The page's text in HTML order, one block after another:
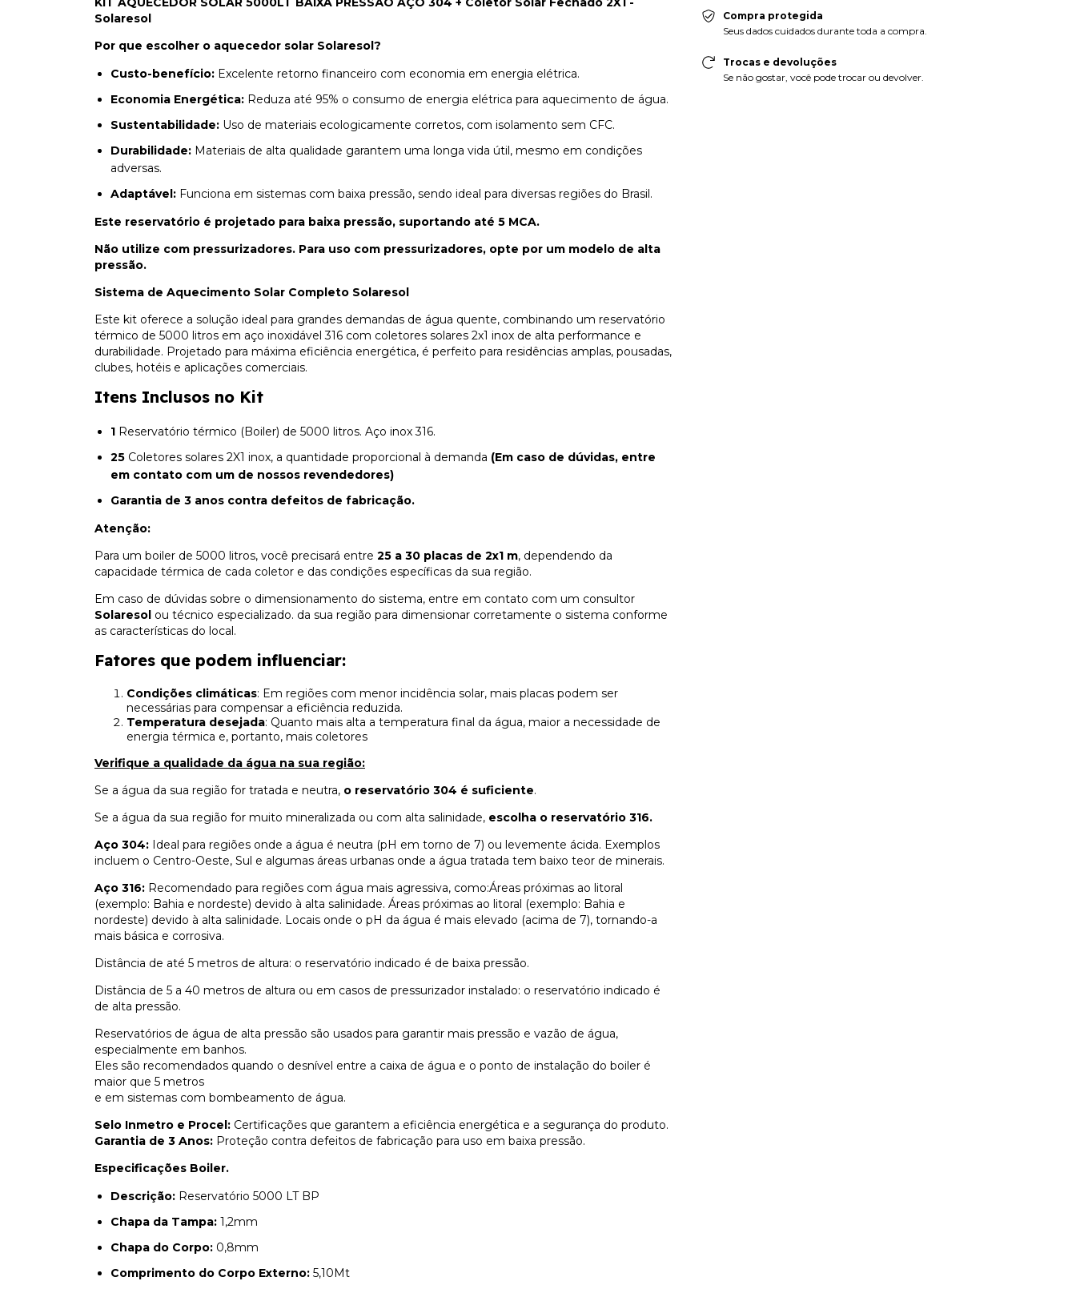
Solaresol
Por que escolher o aquecedor solar Solaresol?
Custo-benefício: Excelente retorno financeiro com economia em energia elétrica.
Economia Energética: Reduza até 95% o consumo de energia elétrica para aquecimento de água.
Sustentabilidade: Uso de materiais ecologicamente corretos, com isolamento sem CFC.
Durabilidade: Materiais de alta qualidade garantem uma longa vida útil, mesmo em condições
adversas.
Adaptável: Funciona em sistemas com baixa pressão, sendo ideal para diversas regiões do Brasil.
Este reservatório é projetado para baixa pressão, suportando até 5 MCA.
Não utilize com pressurizadores. Para uso com pressurizadores, opte por um modelo de alta
pressão.
Sistema de Aquecimento Solar Completo Solaresol
Este kit oferece a solução ideal para grandes demandas de água quente, combinando um reservatório
térmico de 5000 litros em aço inoxidável 316 com coletores solares 2x1 inox de alta performance e
durabilidade. Projetado para máxima eficiência energética, é perfeito para residências amplas, pousadas,
clubes, hotéis e aplicações comerciais.
Itens Inclusos no Kit
1 Reservatório térmico (Boiler) de 5000 litros. Aço inox 316.
25 Coletores solares 2X1 inox, a quantidade proporcional à demanda (Em caso de dúvidas, entre
em contato com um de nossos revendedores)
Garantia de 3 anos contra defeitos de fabricação.
Atenção:
Para um boiler de 5000 litros, você precisará entre 25 a 30 placas de 2x1 m, dependendo da
capacidade térmica de cada coletor e das condições específicas da sua região.
Em caso de dúvidas sobre o dimensionamento do sistema, entre em contato com um consultor
Solaresol ou técnico especializado. da sua região para dimensionar corretamente o sistema conforme
as características do local.
Fatores que podem influenciar:
Condições climáticas: Em regiões com menor incidência solar, mais placas podem ser
necessárias para compensar a eficiência reduzida.
Temperatura desejada: Quanto mais alta a temperatura final da água, maior a necessidade de
energia térmica e, portanto, mais coletores
Verifique a qualidade da água na sua região:
Se a água da sua região for tratada e neutra, o reservatório 304 é suficiente.
Se a água da sua região for muito mineralizada ou com alta salinidade, escolha o reservatório 316.
Aço 304: Ideal para regiões onde a água é neutra (pH em torno de 7) ou levemente ácida. Exemplos
incluem o Centro-Oeste, Sul e algumas áreas urbanas onde a água tratada tem baixo teor de minerais.
Aço 316: Recomendado para regiões com água mais agressiva, como:Áreas próximas ao litoral
(exemplo: Bahia e nordeste) devido à alta salinidade. Áreas próximas ao litoral (exemplo: Bahia e
nordeste) devido à alta salinidade. Locais onde o pH da água é mais elevado (acima de 7), tornando-a
mais básica e corrosiva.
Distância de até 5 metros de altura: o reservatório indicado é de baixa pressão.
Distância de 5 a 40 metros de altura ou em casos de pressurizador instalado: o reservatório indicado é
de alta pressão.
Reservatórios de água de alta pressão são usados para garantir mais pressão e vazão de água,
especialmente em banhos.
Eles são recomendados quando o desnível entre a caixa de água e o ponto de instalação do boiler é
maior que 5 metros
e em sistemas com bombeamento de água.
Selo Inmetro e Procel: Certificações que garantem a eficiência energética e a segurança do produto.
Garantia de 3 Anos: Proteção contra defeitos de fabricação para uso em baixa pressão.
Especificações Boiler.
Descrição: Reservatório 5000 LT BP
Chapa da Tampa: 1,2mm
Chapa do Corpo: 0,8mm
Comprimento do Corpo Externo: 5,10Mt
Compra protegida
Seus dados cuidados durante toda a compra.
Trocas e devoluções
Se não gostar, você pode trocar ou devolver.